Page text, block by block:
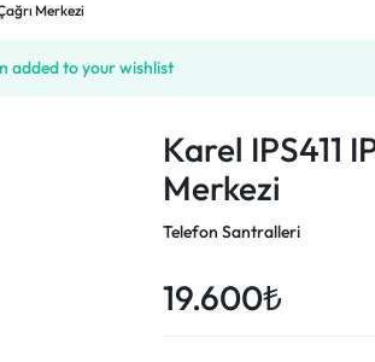
IP Duvar Tipi Telefonlar
Terminalleri (FCT) Fortel
Telesis
Gigaset
Panasonic
Merkezi
added to your wishlist
Karel IPS411
Merkezi
Telefon Santralleri
19.600₺